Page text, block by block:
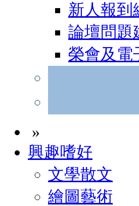
新人報到
論壇問題
榮會及電
»
興趣嗜好
文學散文
繪圖藝術